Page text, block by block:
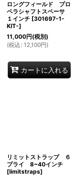
ロングフィールド プロ
ペラシャフトスペーサ
１インチ [301697-1-
KIT-]
11,000円(税別)
(税込 : 12,100円)
カートに入れる
リミットストラップ ６
プライ 8~40インチ
[limitstraps]